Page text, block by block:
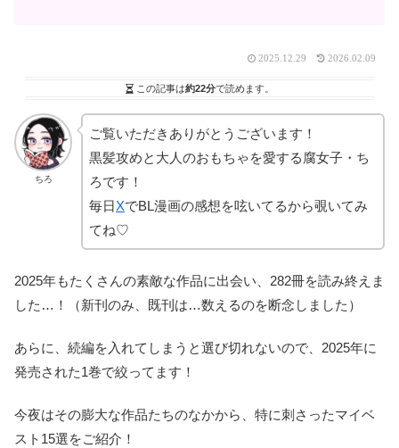
2025.12.29 2026.02.09
この記事は約22分で読めます。
ちろ
ご覧いただきありがとうございます！
黒髪攻めと大人のおもちゃを愛する腐女子・ち
ろです！
毎日XでBL漫画の感想を呟いてるから覗いてみ
てね♡
2025年もたくさんの素敵な作品に出会い、282冊を読み終えま
した…！（新刊のみ、既刊は…数えるのを断念しました）
あらに、続編を入れてしまうと選び切れないので、2025年に
発売された1巻で絞ってます！
今夜はその膨大な作品たちのなかから、特に刺さったマイベ
スト15選をご紹介！